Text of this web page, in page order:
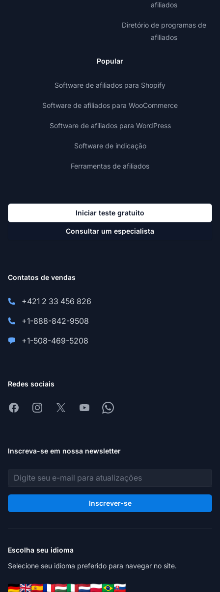
afiliados
Diretório de programas de
afiliados
Popular
Software de afiliados para Shopify
Software de afiliados para WooCommerce
Software de afiliados para WordPress
Software de indicação
Ferramentas de afiliados
Iniciar teste gratuito
Consultar um especialista
Contatos de vendas
+421 2 33 456 826
+1-888-842-9508
+1-508-469-5208
Redes sociais
FacebookInstagram
X YoutubeWhatsapp
Inscreva-se em nossa newsletter
Endereço de e-mail
Inscrever-se
Escolha seu idioma
Selecione seu idioma preferido para navegar no site.